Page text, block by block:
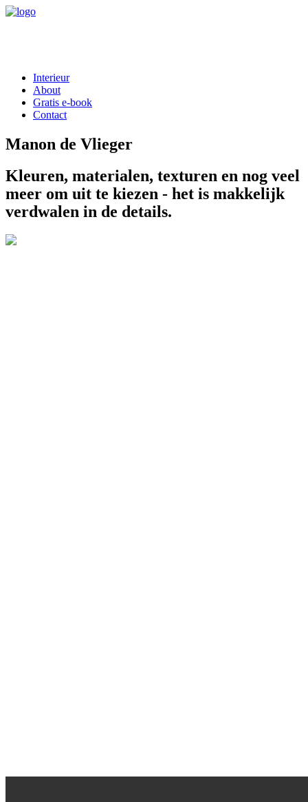
Interieur
About
Gratis e-book
Contact
Manon de Vlieger
Kleuren, materialen, texturen en nog veel
meer om uit te kiezen - het is makkelijk
verdwalen in de details.